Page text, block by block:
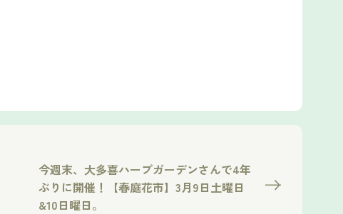
今週末、大多喜ハーブガーデンさんで4年
ぶりに開催！【春庭花市】3月9日土曜日
&10日曜日。